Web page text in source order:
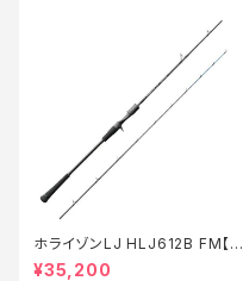
ホライゾンLJ HLJ612B FM【特
価ロッド】【20】
¥35,200